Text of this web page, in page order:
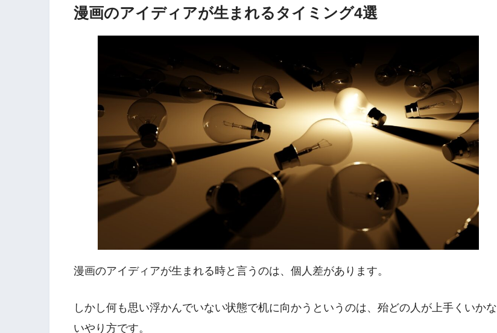
漫画のアイディアが生まれるタイミング4選
漫画のアイディアが生まれる時と言うのは、個人差があります。
しかし何も思い浮かんでいない状態で机に向かうというのは、殆どの人が上手くいかな
いやり方です。